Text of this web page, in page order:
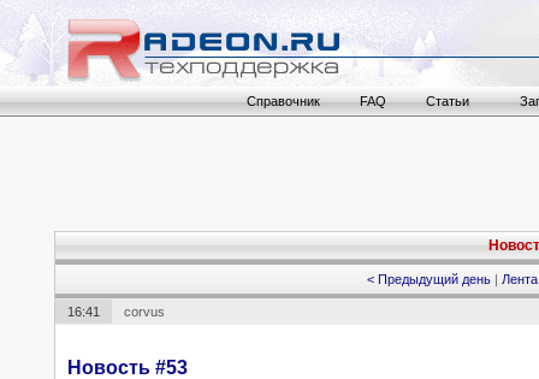
Справочник FAQ Статьи
< Предыдущий день | Лента
16:41 corvus
Новость #53